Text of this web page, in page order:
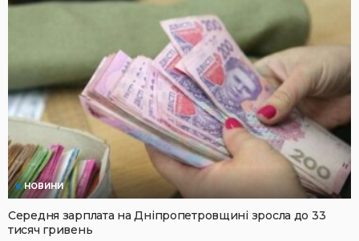
НОВИНИ
Середня зарплата на Дніпропетровщині зросла до 33
тисяч гривень